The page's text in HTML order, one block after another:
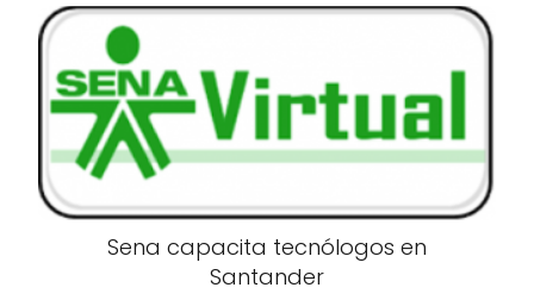
Sena capacita tecnólogos en
Santander